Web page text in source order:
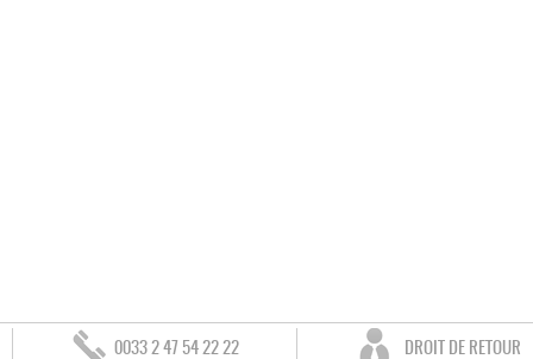
0033 2 47 54 22 22 DROIT DE RETOUR